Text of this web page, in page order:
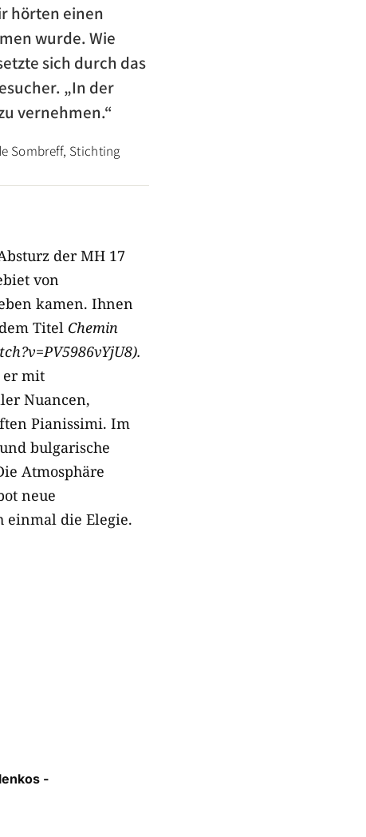
hörten einen
wurde. Wie
sich durch das
„In der
vernehmen.“
­Sombreff, Stichting
der MH 17
von
kamen. Ihnen
Titel Chemin
er mit
Nuancen,
Pianissimi. Im
bulgarische
Atmosphäre
neue
einmal die Elegie.